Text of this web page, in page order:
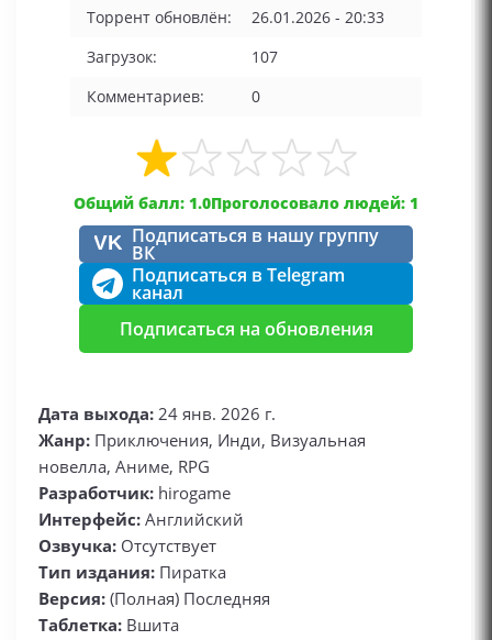
Торрент обновлён:
26.01.2026 - 20:33
Загрузок:
107
Комментариев:
0
Общий балл: 1.0Проголосовало людей: 1
VK Подписаться в нашу группу
ВК
Подписаться в Telegram
канал
Подписаться на обновления
Дата выхода: 24 янв. 2026 г.
Жанр: Приключения, Инди, Визуальная
новелла, Аниме, RPG
Разработчик: hirogame
Интерфейс: Английский
Озвучка: Отсутствует
Тип издания: Пиратка
Версия: (Полная) Последняя
Таблетка: Вшита